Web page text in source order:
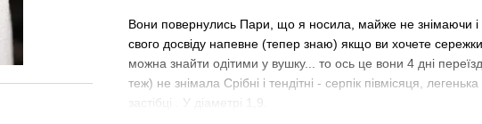
Вони повернулись Пари, що я носила, майже не знімаючи і
свого досвіду напевне (тепер знаю) якщо ви хочете
можна знайти одітими у вушку... то ось це вони 4 дні
теж) не знімала Срібні і тендітні - серпік півмісяця,
застібці . У діаметрі 1,9.